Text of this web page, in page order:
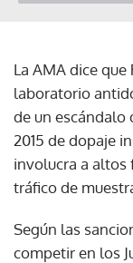
La AMA dice
laboratorio
de un escándalo
2015 de dopaje
involucra a altos
tráfico de
Según las
competir en los